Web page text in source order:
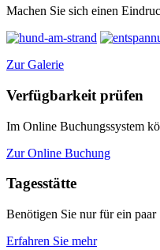
Machen Sie sich einen
Zur Galerie
Verfügbarkeit prüfen
Im Online Buchungssystem
Zur Online Buchung
Tagesstätte
Benötigen Sie nur für ein
Erfahren Sie mehr